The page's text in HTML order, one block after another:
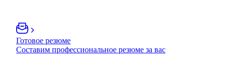
Готовое резюме
Составим профессиональное резюме за вас